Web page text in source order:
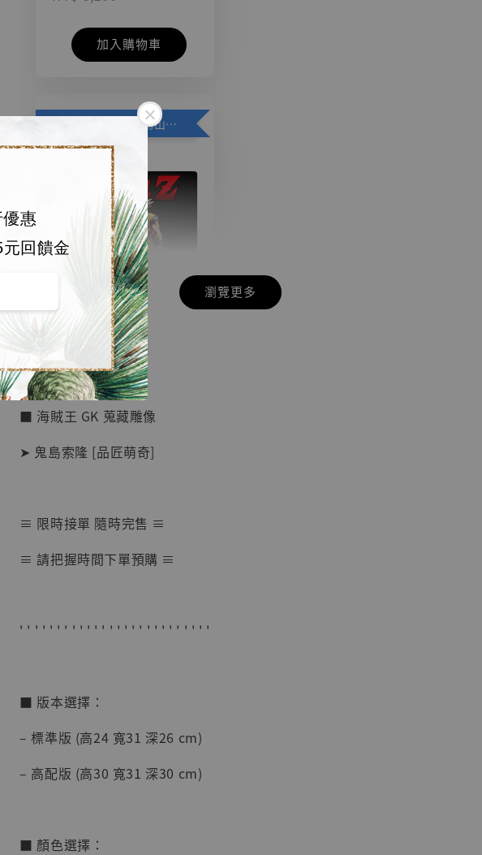
惠
回饋金
加入購物車
加購優惠【悟空 鳥山明紀念款 [奇蹟工作室]】
【店內現貨】七龍珠
系列蒐藏雕像 悟空
鳥山明紀念款 [奇蹟
工作室]
NT$ 4,280
【店內現貨】海賊王
Studio]
瀏覽更多
🏝【無人島玩具】
■ 海賊王 GK 蒐藏雕像
➤ 鬼島索隆 [品匠萌奇]
≡ 限時接單 隨時完售 ≡
≡ 請把握時間下單預購 ≡
' ' ' ' ' ' ' ' ' ' ' ' ' ' ' ' ' ' ' ' ' ' ' ' ' '
■ 版本選擇：
– 標準版 (高24 寬31 深26 cm)
– 高配版 (高30 寬31 深30 cm)
■ 顏色選擇：